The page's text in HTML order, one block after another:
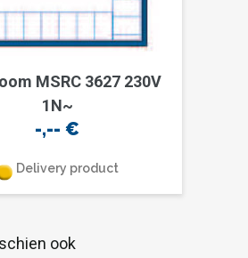
MSRC 3627 230V
1N~
-,-- €
Delivery product
ook